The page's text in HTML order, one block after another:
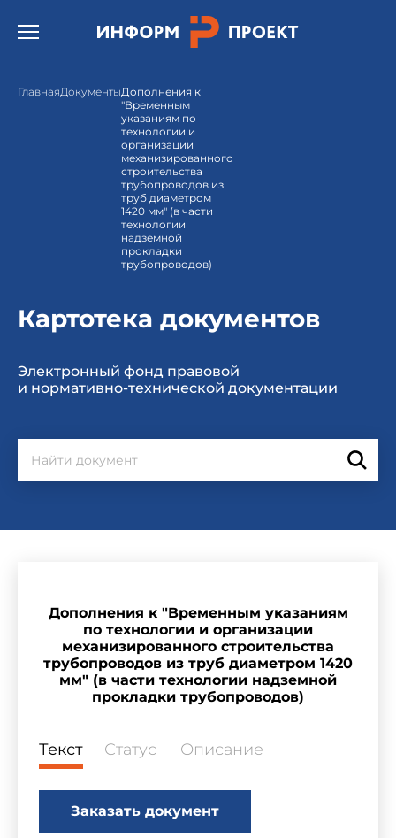
Открыть бургер меню.
ГлавнаяДокументыДополнения к
"Временным
указаниям по
технологии и
организации
механизированного
строительства
трубопроводов из
труб диаметром
1420 мм" (в части
технологии
надземной
прокладки
трубопроводов)
Картотека документов
Электронный фонд правовой
и нормативно-технической документации
Дополнения к "Временным указаниям
по технологии и организации
механизированного строительства
трубопроводов из труб диаметром 1420
мм" (в части технологии надземной
прокладки трубопроводов)
Текст Статус Описание
Заказать документ